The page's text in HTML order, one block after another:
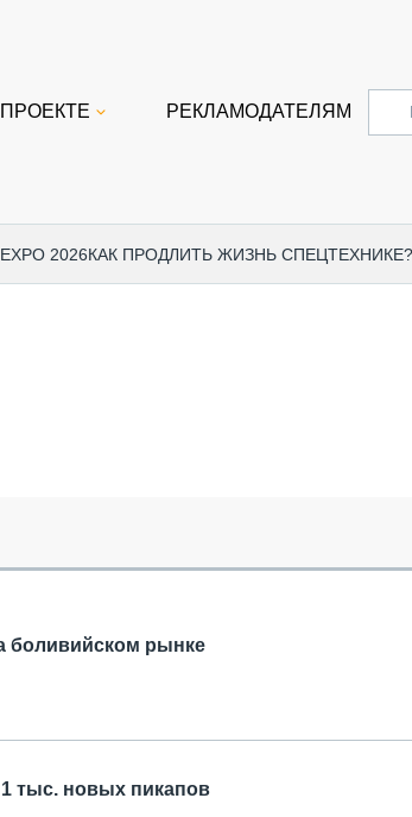
РЕКЛАМОДАТЕЛЯМ
2026КАК ПРОДЛИТЬ ЖИЗНЬ СПЕЦТЕХНИКЕ?
БЛИЖАЙШИЕ МЕРОПРИЯТИЯ
боливийском рынке
тыс. новых пикапов